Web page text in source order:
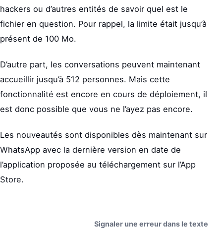
hackers ou d’autres entités de savoir quel est le
fichier en question. Pour rappel, la limite était jusqu’à
présent de 100 Mo.
D’autre part, les conversations peuvent maintenant
accueillir jusqu’à 512 personnes. Mais cette
fonctionnalité est encore en cours de déploiement, il
est donc possible que vous ne l’ayez pas encore.
Les nouveautés sont disponibles dès maintenant sur
WhatsApp avec la dernière version en date de
l’application proposée au téléchargement sur l’App
Store.
Signaler une erreur dans le texte